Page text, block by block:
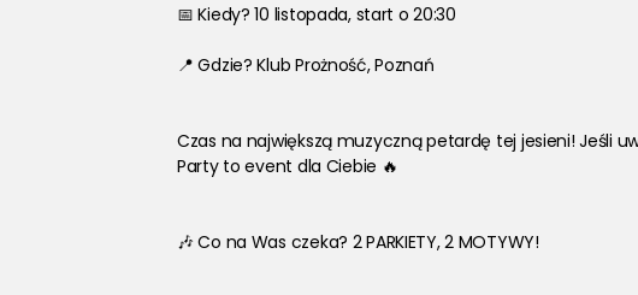
📅 Kiedy? 10 listopada, start o 20:30
📍 Gdzie? Klub Prożność, Poznań
Czas na największą muzyczną petardę tej jesieni! Jeśli
Party to event dla Ciebie 🔥
🎶 Co na Was czeka? 2 PARKIETY, 2 MOTYWY!